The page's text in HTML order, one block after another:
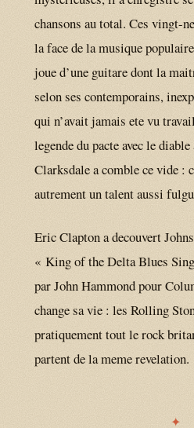
chansons au total. Ces vingt-
la face de la musique
joue d’une guitare dont la
selon ses contemporains,
qui n’avait jamais ete vu
legende du pacte avec le
Clarksdale a comble ce vide :
autrement un talent aussi
Eric Clapton a decouvert
« King of the Delta Blues
par John Hammond pour
change sa vie : les Rolling
pratiquement tout le rock
partent de la meme revelation.